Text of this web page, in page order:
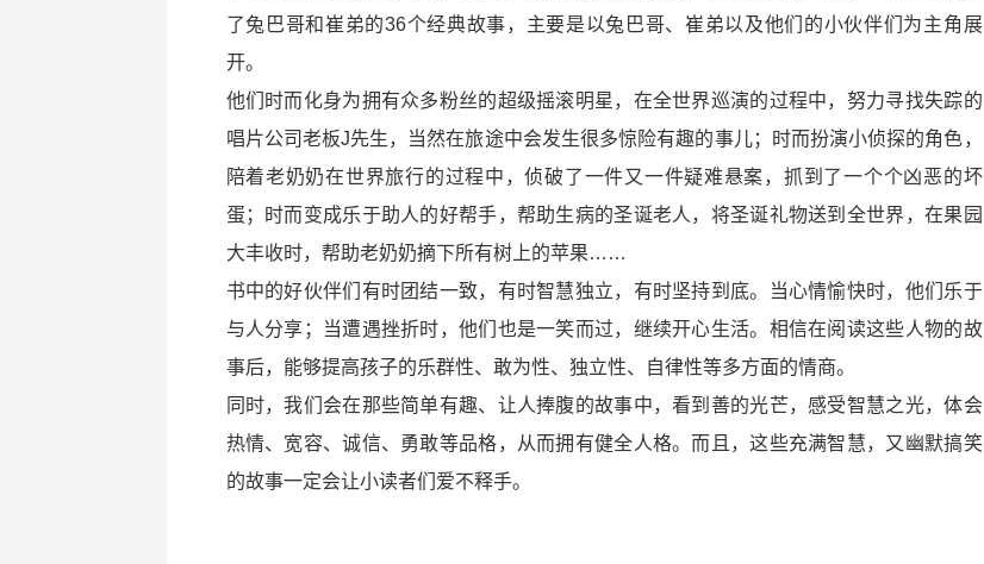
了兔巴哥和崔弟的36个经典故事，主要是以兔巴哥、崔弟以及他们的小伙伴们为主角展
开。
他们时而化身为拥有众多粉丝的超级摇滚明星，在全世界巡演的过程中，努力寻找失踪的
唱片公司老板J先生，当然在旅途中会发生很多惊险有趣的事儿；时而扮演小侦探的角色，
陪着老奶奶在世界旅行的过程中，侦破了一件又一件疑难悬案，抓到了一个个凶恶的坏
蛋；时而变成乐于助人的好帮手，帮助生病的圣诞老人，将圣诞礼物送到全世界，在果园
大丰收时，帮助老奶奶摘下所有树上的苹果……
书中的好伙伴们有时团结一致，有时智慧独立，有时坚持到底。当心情愉快时，他们乐于
与人分享；当遭遇挫折时，他们也是一笑而过，继续开心生活。相信在阅读这些人物的故
事后，能够提高孩子的乐群性、敢为性、独立性、自律性等多方面的情商。
同时，我们会在那些简单有趣、让人捧腹的故事中，看到善的光芒，感受智慧之光，体会
热情、宽容、诚信、勇敢等品格，从而拥有健全人格。而且，这些充满智慧，又幽默搞笑
的故事一定会让小读者们爱不释手。